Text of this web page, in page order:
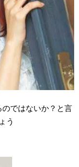
のではないか？と言
う